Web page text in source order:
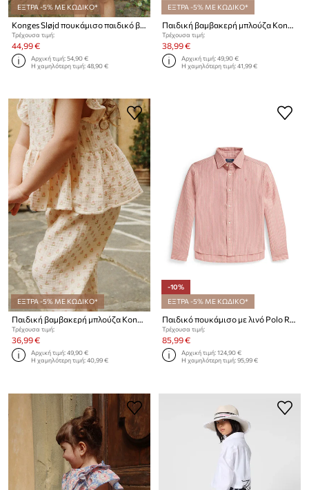
ΕΞΤΡΑ -5% ΜΕ ΚΩΔΙΚΟ*
Konges Sløjd πουκάμισο παιδικό βαμβακερό COCO SHIRT GOTS
Τρέχουσα τιμή:
44,99 €
Αρχική τιμή:54,90 €
Η χαμηλότερη τιμή:48,90 €
ΕΞΤΡΑ -5% ΜΕ ΚΩΔΙΚΟ*
Παιδική βαμβακερή μπλούζα Konges Sløjd PACEY TOP GOTS
Τρέχουσα τιμή:
38,99 €
Αρχική τιμή:49,90 €
Η χαμηλότερη τιμή:41,99 €
ΕΞΤΡΑ -5% ΜΕ ΚΩΔΙΚΟ*
Παιδική βαμβακερή μπλούζα Konges Sløjd COCO TOP GOTS
Τρέχουσα τιμή:
36,99 €
Αρχική τιμή:49,90 €
Η χαμηλότερη τιμή:40,99 €
-10%
ΕΞΤΡΑ -5% ΜΕ ΚΩΔΙΚΟ*
Παιδικό πουκάμισο με λινό Polo Ralph Lauren
Τρέχουσα τιμή:
85,99 €
Αρχική τιμή:124,90 €
Η χαμηλότερη τιμή:95,99 €